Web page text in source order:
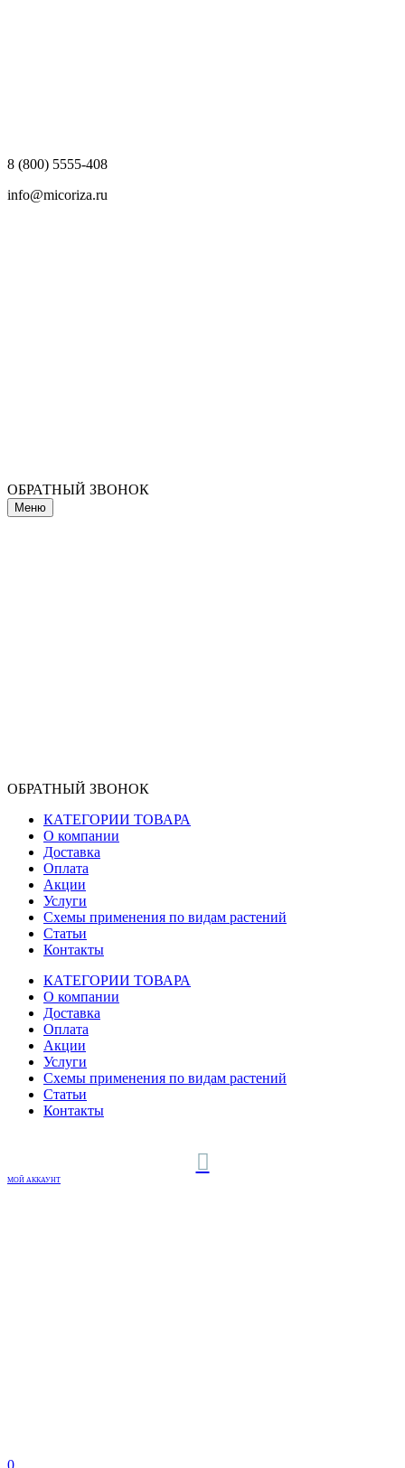
8 (800) 5555-408
info@micoriza.ru
ОБРАТНЫЙ ЗВОНОК
Меню
ОБРАТНЫЙ ЗВОНОК
КАТЕГОРИИ ТОВАРА
О компании
Доставка
Оплата
Акции
Услуги
Схемы применения по видам растений
Статьи
Контакты
КАТЕГОРИИ ТОВАРА
О компании
Доставка
Оплата
Акции
Услуги
Схемы применения по видам растений
Статьи
Контакты
МОЙ АККАУНТ
0